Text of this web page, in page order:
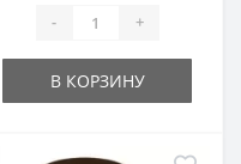
- +
В КОРЗИНУ